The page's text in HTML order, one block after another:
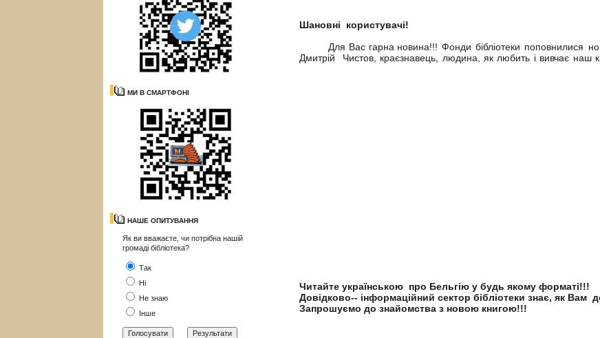
МИ В СМАРТФОНІ
НАШЕ ОПИТУВАННЯ
Як ви вважаєте, чи потрібна нашій
громаді бібліотека?
Так
Ні
Не знаю
Інше
Шановні користувачі!
Для Вас гарна новина!!! Фонди бібліотеки поповнилися
Дмитрій Чистов, краєзнавець, людина, як любить і вивчає наш
Читайте українською про Бельгію у будь якому форматі!!!
Довідково-- інформаційний сектор бібліотеки знає, як Вам
Запрошуємо до знайомства з новою книгою!!!